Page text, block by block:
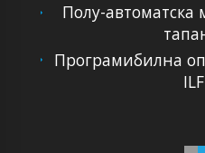
Полу-
Програмибилна